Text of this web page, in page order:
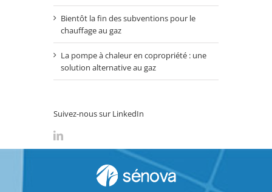
Bientôt la fin des subventions pour le
chauffage au gaz
La pompe à chaleur en copropriété : une
solution alternative au gaz
Suivez-nous sur LinkedIn